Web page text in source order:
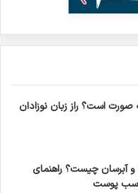
صورت است؟ راز زبان نوزادان
آبرسان چیست؟ راهنمای
پوست